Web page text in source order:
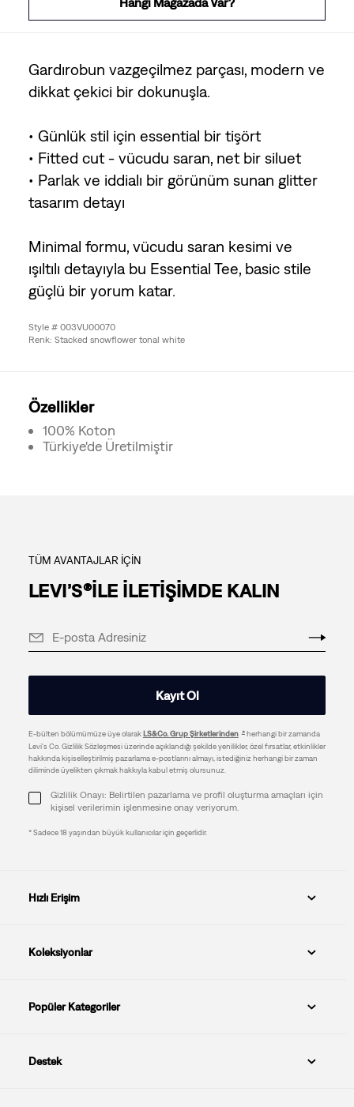
Gardırobun vazgeçilmez parçası, modern ve
dikkat çekici bir dokunuşla.
• Günlük stil için essential bir tişört
• Fitted cut - vücudu saran, net bir siluet
• Parlak ve iddialı bir görünüm sunan glitter
tasarım detayı
Minimal formu, vücudu saran kesimi ve
ışıltılı detayıyla bu Essential Tee, basic stile
güçlü bir yorum katar.
Style # 003VU00070
Renk: Stacked snowflower tonal white
Özellikler
100% Koton
Türkiye'de Üretilmiştir
TÜM AVANTAJLAR İÇİN
LEVI’S®İLE İLETİŞİMDE KALIN
Kayıt Ol
E-bülten bölümümüze üye olarakLS&Co. Grup Şirketlerinden
herhangi bir zamanda
Levi's Co. Gizlilik Sözleşmesi üzerinde açıklandığı şekilde yenilikler, özel fırsatlar, etkinlikler
hakkında kişiselleştirilmiş pazarlama e-postlarını almayı, istediğiniz herhangi bir zaman
diliminde üyelikten çıkmak hakkıyla kabul etmiş olursunuz.
Gizlilik Onayı: Belirtilen pazarlama ve profil oluşturma amaçları için
kişisel verilerimin işlenmesine onay veriyorum.
* Sadece 18 yaşından büyük kullanıcılar için geçerlidir.
Hızlı Erişim
Koleksiyonlar
Popüler Kategoriler
Destek